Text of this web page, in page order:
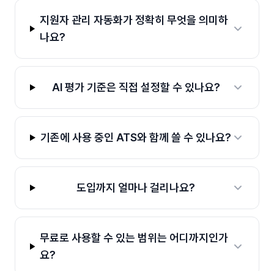
지원자 관리 자동화가 정확히 무엇을 의미하
나요?
AI 평가 기준은 직접 설정할 수 있나요?
기존에 사용 중인 ATS와 함께 쓸 수 있나요?
도입까지 얼마나 걸리나요?
무료로 사용할 수 있는 범위는 어디까지인가
요?